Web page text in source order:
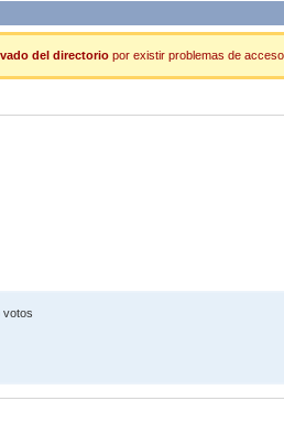
del directoriopor existir problemas de